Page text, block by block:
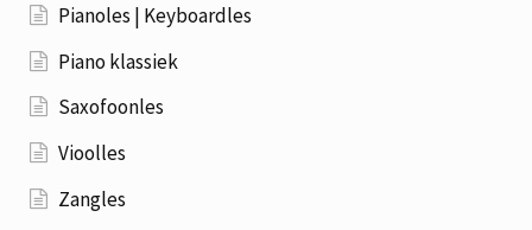
Pianoles | Keyboardles
Piano klassiek
Saxofoonles
Vioolles
Zangles